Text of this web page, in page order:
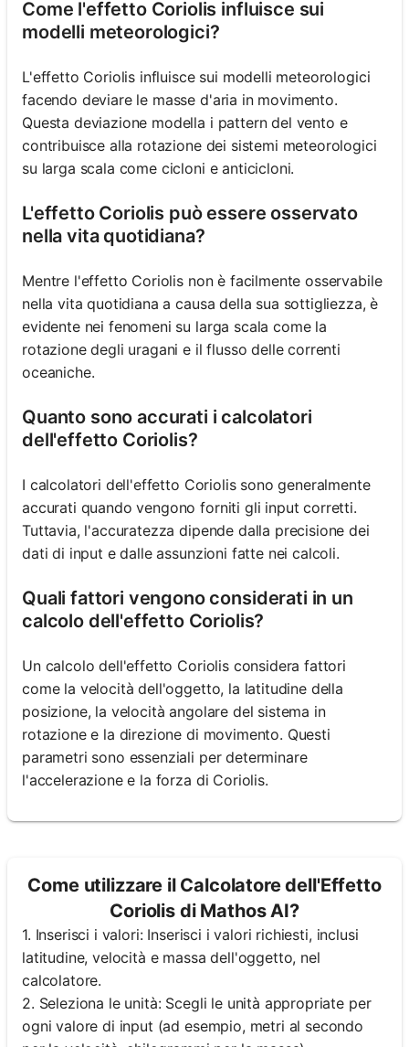
Come l'effetto Coriolis influisce sui
modelli meteorologici?
L'effetto Coriolis influisce sui modelli meteorologici
facendo deviare le masse d'aria in movimento.
Questa deviazione modella i pattern del vento e
contribuisce alla rotazione dei sistemi meteorologici
su larga scala come cicloni e anticicloni.
L'effetto Coriolis può essere osservato
nella vita quotidiana?
Mentre l'effetto Coriolis non è facilmente osservabile
nella vita quotidiana a causa della sua sottigliezza, è
evidente nei fenomeni su larga scala come la
rotazione degli uragani e il flusso delle correnti
oceaniche.
Quanto sono accurati i calcolatori
dell'effetto Coriolis?
I calcolatori dell'effetto Coriolis sono generalmente
accurati quando vengono forniti gli input corretti.
Tuttavia, l'accuratezza dipende dalla precisione dei
dati di input e dalle assunzioni fatte nei calcoli.
Quali fattori vengono considerati in un
calcolo dell'effetto Coriolis?
Un calcolo dell'effetto Coriolis considera fattori
come la velocità dell'oggetto, la latitudine della
posizione, la velocità angolare del sistema in
rotazione e la direzione di movimento. Questi
parametri sono essenziali per determinare
l'accelerazione e la forza di Coriolis.
Come utilizzare il Calcolatore dell'Effetto
Coriolis di Mathos AI?
1. Inserisci i valori: Inserisci i valori richiesti, inclusi
latitudine, velocità e massa dell'oggetto, nel
calcolatore.
2. Seleziona le unità: Scegli le unità appropriate per
ogni valore di input (ad esempio, metri al secondo